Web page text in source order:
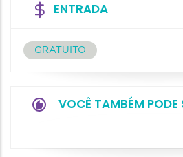
ENTRADA
GRATUITO
VOCÊ TAMBÉM PODE